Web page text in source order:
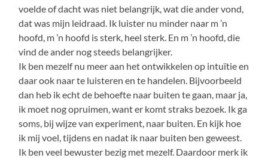
voelde of dacht was niet belangrijk, wat die ander vond,
dat was mijn leidraad. Ik luister nu minder naar m ’n
hoofd, m ’n hoofd is sterk, heel sterk. En m ’n hoofd, die
vind de ander nog steeds belangrijker.
Ik ben mezelf nu meer aan het ontwikkelen op intuïtie en
daar ook naar te luisteren en te handelen. Bijvoorbeeld
dan heb ik echt de behoefte naar buiten te gaan, maar ja,
ik moet nog opruimen, want er komt straks bezoek. Ik ga
soms, bij wijze van experiment, naar buiten. En kijk hoe
ik mij voel, tijdens en nadat ik naar buiten ben geweest.
Ik ben veel bewuster bezig met mezelf. Daardoor merk ik